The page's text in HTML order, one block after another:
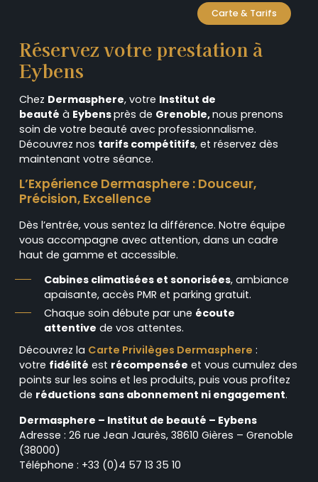
Carte & Tarifs
Réservez votre prestation à
Eybens
Chez Dermasphere, votre Institut de
beauté à Eybensprès de Grenoble,nous prenons
soin de votre beauté avec professionnalisme.
Découvrez nos tarifs compétitifs, et réservez dès
maintenant votre séance.
L’Expérience Dermasphere : Douceur,
Précision, Excellence
Dès l’entrée, vous sentez la différence. Notre équipe
vous accompagne avec attention, dans un cadre
haut de gamme et accessible.
Cabines climatisées et sonorisées, ambiance
apaisante, accès PMR et parking gratuit.
Chaque soin débute par une écoute
attentive de vos attentes.
Découvrez la Carte Privilèges Dermasphere :
votre fidélité est récompensée et vous cumulez des
points sur les soins et les produits, puis vous profitez
de réductions sans abonnement ni engagement.
Dermasphere – Institut de beauté – Eybens
Adresse : 26 rue Jean Jaurès, 38610 Gières – Grenoble
(38000)
Téléphone : +33 (0)4 57 13 35 10